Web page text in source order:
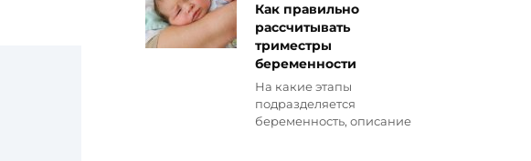
Как правильно
рассчитывать
триместры
беременности
На какие этапы
подразделяется
беременность, описание